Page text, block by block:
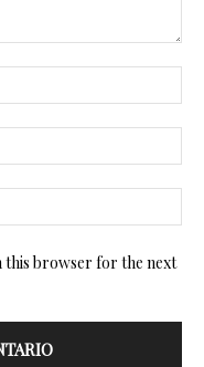
this browser for the next